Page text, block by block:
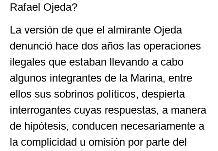
Rafael Ojeda?
La versión de que el almirante Ojeda
denunció hace dos años las operaciones
ilegales que estaban llevando a cabo
algunos integrantes de la Marina, entre
ellos sus sobrinos políticos, despierta
interrogantes cuyas respuestas, a manera
de hipótesis, conducen necesariamente a
la complicidad u omisión por parte del